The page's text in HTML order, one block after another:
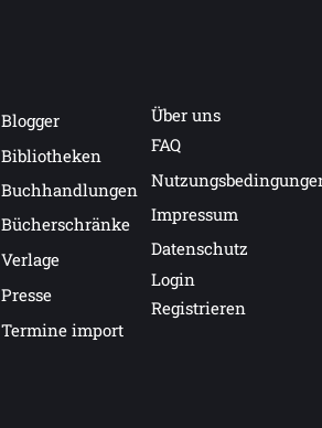
Blogger
Bibliotheken
Buchhandlungen
Bücherschränke
Verlage
Presse
Termine import
Über uns
FAQ
Impressum
Datenschutz
Login
Registrieren